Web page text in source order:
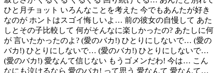
ひと月チョット いろんなことを考えた 今でもあんたが好き
なのが ホントはスゴイ悔しいよ… 前の彼女の自慢して あた
しとその子比較して 何がそんなに楽しかったの? あたしに何
が 言いたかったのよ? (愛のバカ!) ひとりにしないで… (愛の
バカ!) ひとりにしないで… (愛のバカ!) ひとりにしないで…
(愛のバカ!) 愛なんて信じない もうゴメンだわ! 今は… こん
なにも泣けるなら 愛のバカ! って思う 愛なんて 愛なんて…